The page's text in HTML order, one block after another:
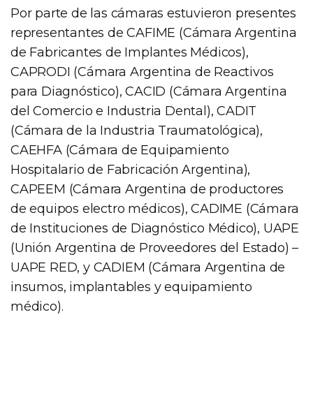
Por parte de las cámaras estuvieron presentes
representantes de CAFIME (Cámara Argentina
de Fabricantes de Implantes Médicos),
CAPRODI (Cámara Argentina de Reactivos
para Diagnóstico), CACID (Cámara Argentina
del Comercio e Industria Dental), CADIT
(Cámara de la Industria Traumatológica),
CAEHFA (Cámara de Equipamiento
Hospitalario de Fabricación Argentina),
CAPEEM (Cámara Argentina de productores
de equipos electro médicos), CADIME (Cámara
de Instituciones de Diagnóstico Médico), UAPE
(Unión Argentina de Proveedores del Estado) –
UAPE RED, y CADIEM (Cámara Argentina de
insumos, implantables y equipamiento
médico).